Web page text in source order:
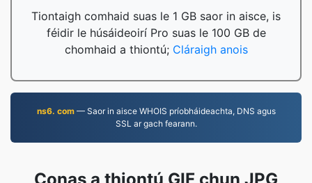
Tiontaigh comhaid suas le 1 GB saor in aisce, is
féidir le húsáideoirí Pro suas le 100 GB de
chomhaid a thiontú; Cláraigh anois
ns6. com— Saor in aisce WHOIS príobháideachta, DNS agus
SSL ar gach fearann.